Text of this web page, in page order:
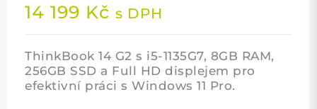
14 199 Kč s DPH
ThinkBook 14 G2 s i5-1135G7, 8GB RAM,
256GB SSD a Full HD displejem pro
efektivní práci s Windows 11 Pro.